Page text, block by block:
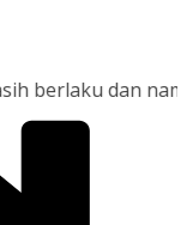
dan namanya